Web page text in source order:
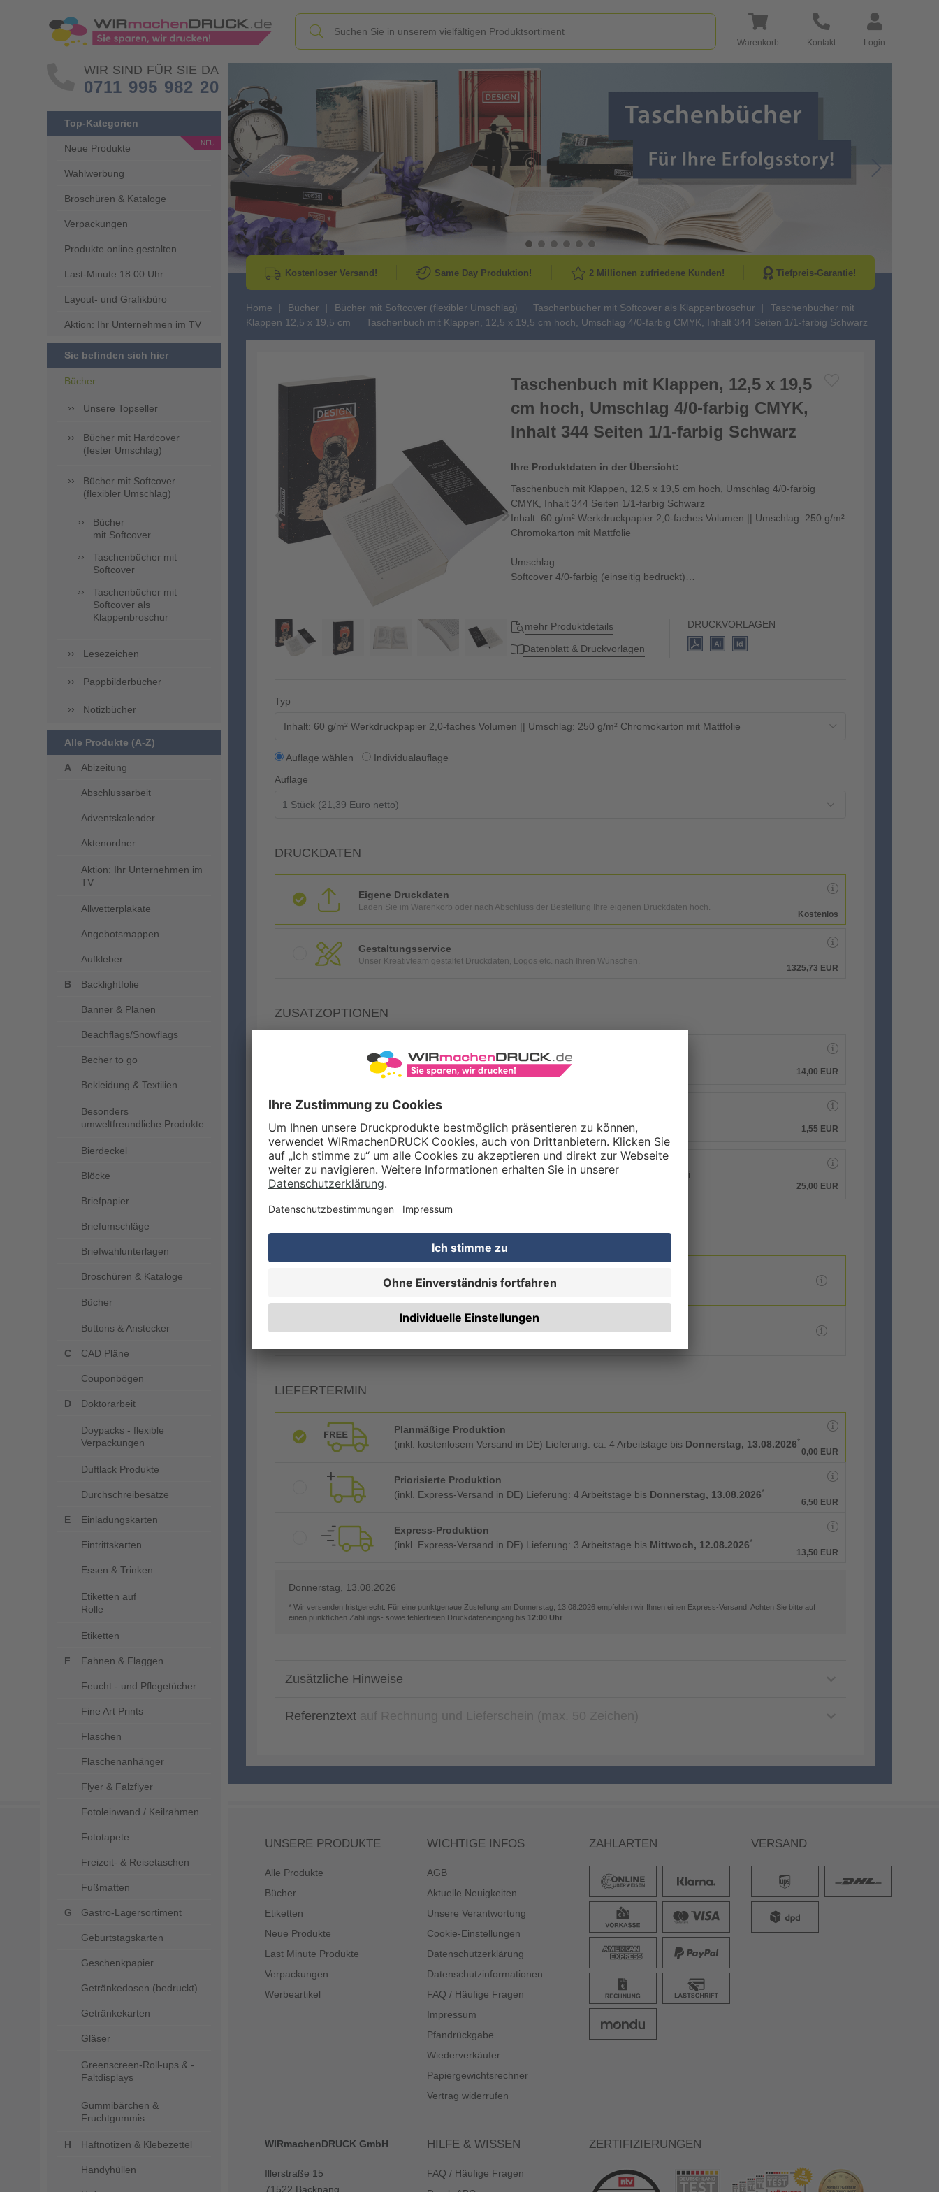
Warenkorb Kontakt Login
WIR SIND FÜR SIE DA
0711 995 982 20
Top-Kategorien
Neue Produkte
Wahlwerbung
Broschüren & Kataloge
Verpackungen
Produkte online gestalten
Last-Minute 18:00 Uhr
Layout- und Grafikbüro
Aktion: Ihr Unternehmen im TV
Sie befinden sich hier
Bücher
Unsere Topseller
Bücher mit Hardcover
(fester Umschlag)
Bücher mit Softcover
(flexibler Umschlag)
Bücher
mit Softcover
Taschenbücher mit
Softcover
Taschenbücher mit
Softcover als
Klappenbroschur
Lesezeichen
Pappbilderbücher
Notizbücher
Alle Produkte (A-Z)
Abizeitung
Abschlussarbeit
Adventskalender
Aktenordner
Aktion: Ihr Unternehmen im
TV
Allwetterplakate
Angebotsmappen
Aufkleber
Backlightfolie
Banner & Planen
Beachflags/Snowflags
Becher to go
Bekleidung & Textilien
Besonders
umweltfreundliche Produkte
Bierdeckel
Blöcke
Briefpapier
Briefumschläge
Briefwahlunterlagen
Broschüren & Kataloge
Bücher
Buttons & Anstecker
CAD Pläne
Couponbögen
Doktorarbeit
Doypacks - flexible
Verpackungen
Duftlack Produkte
Durchschreibesätze
Einladungskarten
Eintrittskarten
Essen & Trinken
Etiketten auf
Rolle
Etiketten
Fahnen & Flaggen
Feucht - und Pflegetücher
Fine Art Prints
Flaschen
Flaschenanhänger
Flyer & Falzflyer
Fotoleinwand / Keilrahmen
Fototapete
Freizeit- & Reisetaschen
Fußmatten
Gastro-Lagersortiment
Geburtstagskarten
Geschenkpapier
Getränkedosen (bedruckt)
Getränkekarten
Gläser
Greenscreen-Roll-ups & -
Faltdisplays
Gummibärchen &
Fruchtgummis
Haftnotizen & Klebezettel
Handyhüllen
Go to Previous Slide Go to Next
Kostenloser Versand! Same Day Produktion! 2 Millionen zufriedene Kunden! Tiefpreis-Garantie!
Home Bücher Bücher mit Softcover (flexibler Umschlag) Taschenbücher mit Softcover als Klappenbroschur
Taschenbücher mit
Klappen 12,5 x 19,5 cm
Taschenbuch mit Klappen, 12,5 x 19,5 cm hoch, Umschlag 4/0-farbig CMYK, Inhalt 344 Seiten 1/1-farbig Schwarz
Taschenbuch mit Klappen, 12,5 x 19,5
cm hoch, Umschlag 4/0-farbig CMYK,
Inhalt 344 Seiten 1/1-farbig Schwarz
Ihre Produktdaten in der Übersicht:
Taschenbuch mit Klappen, 12,5 x 19,5 cm hoch, Umschlag 4/0-farbig
CMYK, Inhalt 344 Seiten 1/1-farbig Schwarz
Inhalt: 60 g/m² Werkdruckpapier 2,0-faches Volumen || Umschlag: 250 g/m²
Chromokarton mit Mattfolie
Umschlag:
Softcover 4/0-farbig (einseitig bedruckt)
mehr Produktdetails
Datenblatt & Druckvorlagen
DRUCKVORLAGEN
Typ
Inhalt: 60 g/m² Werkdruckpapier 2,0-faches Volumen || Umschlag: 250 g/m² Chromokarton mit Mattfolie
Auflage wählen
Individualauflage
Auflage
DRUCKDATEN
Eigene Druckdaten
Laden Sie im Warenkorb oder nach Abschluss der Bestellung Ihre eigenen Druckdaten hoch.
Kostenlos
Gestaltungsservice
Unser Kreativteam gestaltet Druckdaten, Logos etc. nach Ihren Wünschen.
1325,73 EUR
ZUSATZOPTIONEN
Qualitätskontrolle (von Experten empf.)
14,00 EUR
1,55 EUR
Konvertierung Ihrer Daten (Word, Illustrator oder InDesign) in eine PDF-Druckdatei
25,00 EUR
MEHRWERTSTEUERSATZ
7% MwSt.
LIEFERTERMIN
Planmäßige Produktion
(inkl. kostenlosem Versand in DE) Lieferung: ca. 4 Arbeitstage bis Donnerstag, 13.08.2026*
0,00 EUR
Priorisierte Produktion
(inkl. Express-Versand in DE) Lieferung: 4 Arbeitstage bis Donnerstag, 13.08.2026*
6,50 EUR
Express-Produktion
(inkl. Express-Versand in DE) Lieferung: 3 Arbeitstage bis Mittwoch, 12.08.2026*
13,50 EUR
Donnerstag, 13.08.2026
* Wir versenden fristgerecht. Für eine punktgenaue Zustellung am Donnerstag, 13.08.2026 empfehlen wir Ihnen einen Express-Versand. Achten Sie bitte auf
einen pünktlichen Zahlungs- sowie fehlerfreien Druckdateneingang bis 12:00 Uhr
Zusätzliche Hinweise
Referenztext
UNSERE PRODUKTE
Alle Produkte
Bücher
Etiketten
Neue Produkte
Last Minute Produkte
Verpackungen
Werbeartikel
WICHTIGE INFOS
AGB
Aktuelle Neuigkeiten
Unsere Verantwortung
Cookie-Einstellungen
Datenschutzerklärung
Datenschutzinformationen
FAQ / Häufige Fragen
Impressum
Pfandrückgabe
Wiederverkäufer
Papiergewichtsrechner
Vertrag widerrufen
ZAHLARTEN VERSAND
WIRmachenDRUCK GmbH
Illerstraße 15
71522 Backnang
HILFE & WISSEN
FAQ / Häufige Fragen
ZERTIFIZIERUNGEN